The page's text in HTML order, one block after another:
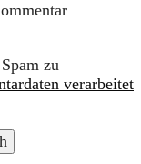
zu
verarbeitet